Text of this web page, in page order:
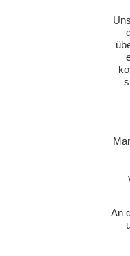
An